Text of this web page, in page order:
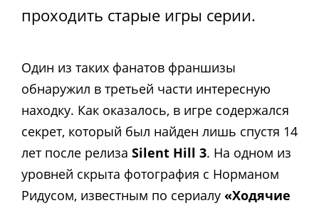
проходить старые игры серии.
Один из таких фанатов франшизы
обнаружил в третьей части интересную
находку. Как оказалось, в игре содержался
секрет, который был найден лишь спустя 14
лет после релиза Silent Hill 3. На одном из
уровней скрыта фотография с Норманом
Ридусом, известным по сериалу «Ходячие